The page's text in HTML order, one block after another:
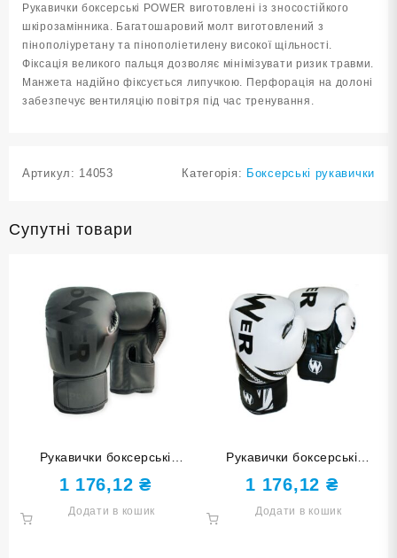
Рукавички боксерські POWER виготовлені із зносостійкого
шкірозамінника. Багатошаровий молт виготовлений з
пінополіуретану та пінополіетилену високої щільності.
Фіксація великого пальця дозволяє мінімізувати ризик травми.
Манжета надійно фіксується липучкою. Перфорація на долоні
забезпечує вентиляцію повітря під час тренування.
Артикул: 14053 Категорія: Боксерські рукавички
Супутні товари
Рукавички боксерські
POWER чорні 10 унцій
Q116-Black-10
1 176,12 ₴
Додати в кошик
Рукавички боксерські
POWER білі з чорними
елементами 8 унцій POW-
W-Б8
1 176,12 ₴
Додати в кошик